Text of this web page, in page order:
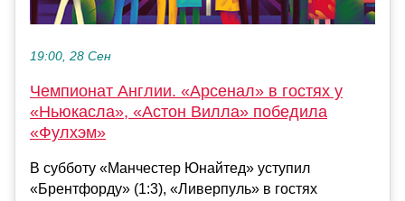
19:00, 28 Сен
Чемпионат Англии. «Арсенал» в гостях у
«Ньюкасла», «Астон Вилла» победила
«Фулхэм»
В субботу «Манчестер Юнайтед» уступил
«Брентфорду» (1:3), «Ливерпуль» в гостях